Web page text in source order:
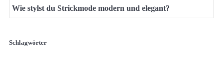
Wie stylst du Strickmode modern und elegant?
Schlagwörter